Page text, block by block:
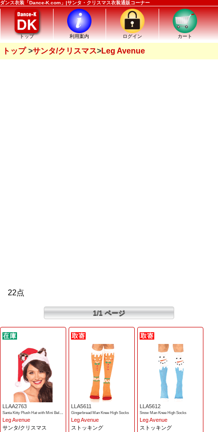
ダンス衣装「Dance-K.com」|サンタ・クリスマス衣装通販コーナー
トップ 利用案内 ログイン カート
トップ サンタ/クリスマス Leg Avenue
22点
1/1 ページ
LLAA2763
Santa Kitty Plush Hat with Mini Bell Bow
Leg Avenue
サンタ/クリスマス
LLA5611
Gingerbread Man Knee High Socks
Leg Avenue
ストッキング
LLA5612
Snow Man Knee High Socks
Leg Avenue
ストッキング